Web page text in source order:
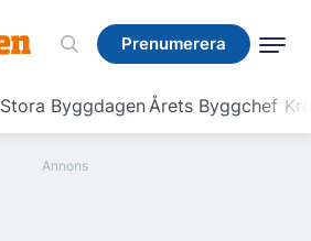
Prenumerera
Stora ByggdagenÅrets Byggchef
Prenumerera